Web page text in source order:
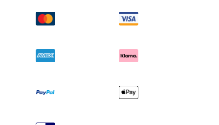
Wiegen & ledikanten
Productondersteuning
Compatibele producten
Garantie
Over ons
Onderscheidingen
Je product registreren